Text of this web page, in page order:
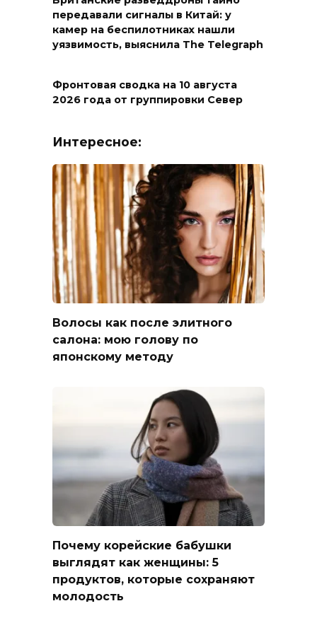
передавали сигналы в Китай: у
камер на беспилотниках нашли
уязвимость, выяснила The Telegraph
Фронтовая сводка на 10 августа
2026 года от группировки Север
Интересное:
Волосы как после элитного
салона: мою голову по
японскому методу
Почему корейские бабушки
выглядят как женщины: 5
продуктов, которые сохраняют
молодость